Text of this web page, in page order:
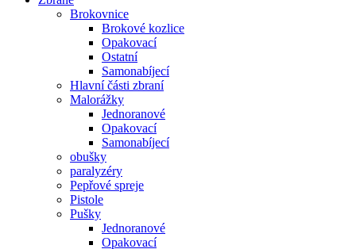
Brokovnice
Brokové kozlice
Opakovací
Ostatní
Samonabíjecí
Hlavní části zbraní
Malorážky
Jednoranové
Opakovací
Samonabíjecí
obušky
paralyzéry
Pepřové spreje
Pistole
Pušky
Jednoranové
Opakovací